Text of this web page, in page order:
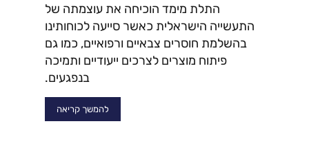
התלת מימד הוכיחה את עוצמתה של
התעשייה הישראלית כאשר סייעה לכוחותינו
בהשלמת חוסרים צבאיים ורפואיים, כמו גם
פיתוח מוצרים לצרכים ייעודיים ותמיכה
בנפגעים.
להמשך קריאה